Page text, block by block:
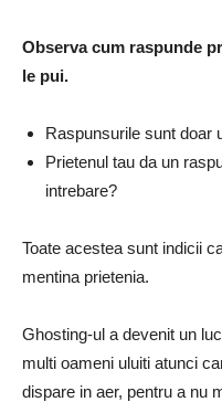
Observa cum raspunde
le pui.
Raspunsurile sunt doar
Prietenul tau da un
intrebare?
Toate acestea sunt indicii
mentina prietenia.
Ghosting-ul a devenit un
multi oameni uluiti atunci
dispare in aer, pentru a nu